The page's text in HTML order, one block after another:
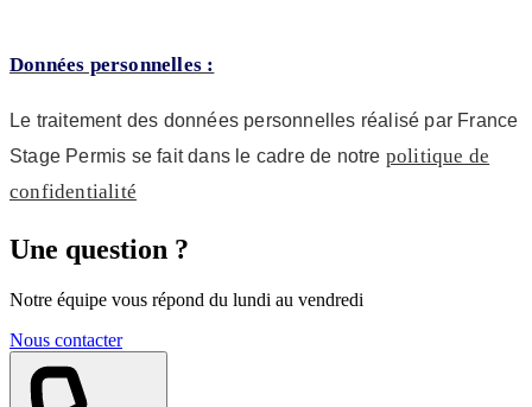
Données personnelles :
Le traitement des données personnelles réalisé par France
Stage Permis se fait dans le cadre de notre politique de
confidentialité
Une question ?
Notre équipe vous répond du lundi au vendredi
Nous contacter